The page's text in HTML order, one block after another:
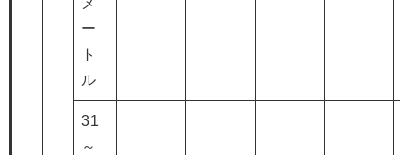
メ
ー
ト
ル
31
～